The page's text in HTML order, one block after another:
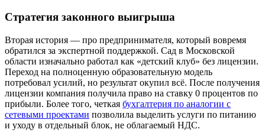
Стратегия законного выигрыша
Вторая история — про предпринимателя, который вовремя
обратился за экспертной поддержкой. Сад в Московской
области изначально работал как «детский клуб» без лицензии.
Переход на полноценную образовательную модель
потребовал усилий, но результат окупил всё. После получения
лицензии компания получила право на ставку 0 процентов по
прибыли. Более того, четкая бухгалтерия по аналогии с
сетевыми проектами позволила выделить услуги по питанию
и уходу в отдельный блок, не облагаемый НДС.